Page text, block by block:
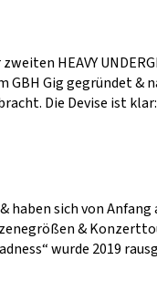
HEAVY
GBH Gig gegründet &
Die Devise ist klar:
haben sich von Anfang
&
wurde 2019